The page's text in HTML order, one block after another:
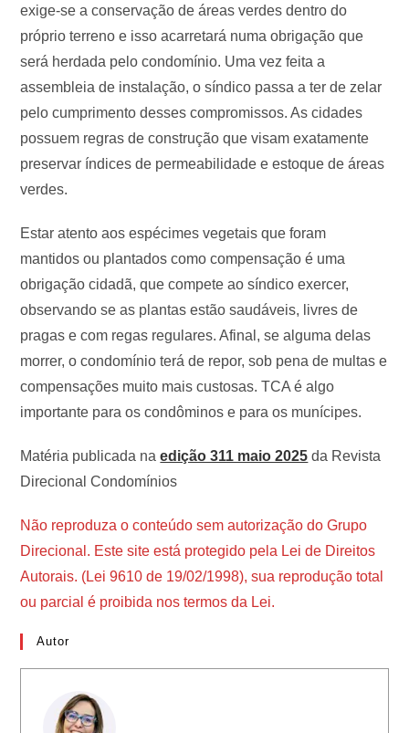
exige-se a conservação de áreas verdes dentro do
próprio terreno e isso acarretará numa obrigação que
será herdada pelo condomínio. Uma vez feita a
assembleia de instalação, o síndico passa a ter de zelar
pelo cumprimento desses compromissos. As cidades
possuem regras de construção que visam exatamente
preservar índices de permeabilidade e estoque de áreas
verdes.
Estar atento aos espécimes vegetais que foram
mantidos ou plantados como compensação é uma
obrigação cidadã, que compete ao síndico exercer,
observando se as plantas estão saudáveis, livres de
pragas e com regas regulares. Afinal, se alguma delas
morrer, o condomínio terá de repor, sob pena de multas e
compensações muito mais custosas. TCA é algo
importante para os condôminos e para os munícipes.
Matéria publicada na edição 311 maio 2025 da Revista
Direcional Condomínios
Não reproduza o conteúdo sem autorização do Grupo
Direcional. Este site está protegido pela Lei de Direitos
Autorais. (Lei 9610 de 19/02/1998), sua reprodução total
ou parcial é proibida nos termos da Lei.
Autor